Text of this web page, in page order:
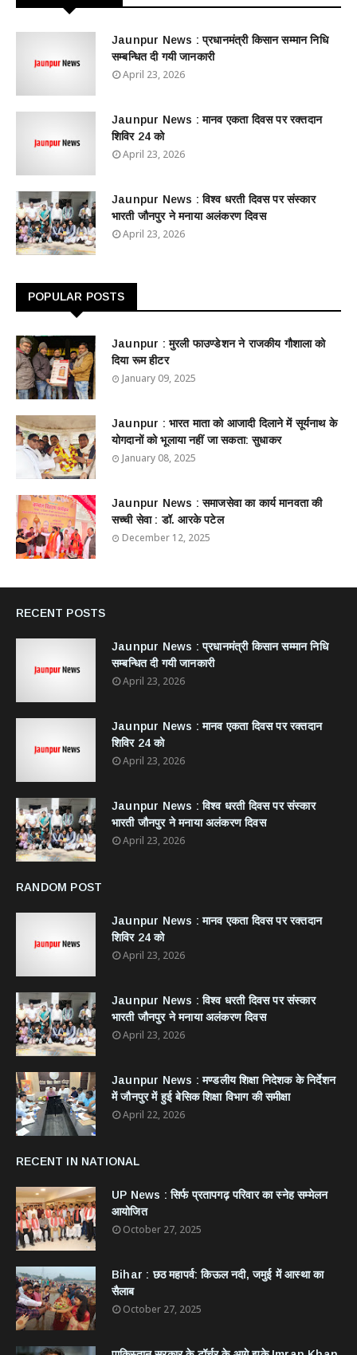
Jaunpur News : ​प्रधानमंत्री किसान सम्मान निधि
सम्बन्धित दी गयी जानकारी
April 23, 2026
Jaunpur News : ​मानव एकता दिवस पर रक्तदान
शिविर 24 को
April 23, 2026
Jaunpur News : विश्व धरती दिवस पर संस्कार
भारती जौनपुर ने मनाया अलंकरण दिवस
April 23, 2026
POPULAR POSTS
Jaunpur : ​मुरली फाउण्डेशन ने राजकीय गौशाला को
दिया रूम हीटर
January 09, 2025
Jaunpur : ​भारत माता को आजादी दिलाने में सूर्यनाथ के
योगदानों को भूलाया नहीं जा सकता: सुधाकर
January 08, 2025
Jaunpur News : ​समाजसेवा का कार्य मानवता की
सच्ची सेवा : डॉ. आरके पटेल
December 12, 2025
RECENT POSTS
Jaunpur News : ​प्रधानमंत्री किसान सम्मान निधि
सम्बन्धित दी गयी जानकारी
April 23, 2026
Jaunpur News : ​मानव एकता दिवस पर रक्तदान
शिविर 24 को
April 23, 2026
Jaunpur News : विश्व धरती दिवस पर संस्कार
भारती जौनपुर ने मनाया अलंकरण दिवस
April 23, 2026
RANDOM POST
Jaunpur News : ​मानव एकता दिवस पर रक्तदान
शिविर 24 को
April 23, 2026
Jaunpur News : विश्व धरती दिवस पर संस्कार
भारती जौनपुर ने मनाया अलंकरण दिवस
April 23, 2026
Jaunpur News : ​मण्डलीय शिक्षा निदेशक के निर्देशन
में जौनपुर में हुई बेसिक शिक्षा विभाग की समीक्षा
April 22, 2026
RECENT IN NATIONAL
UP News : सिर्फ प्रतापगढ़ परिवार का स्नेह सम्मेलन
आयोजित
October 27, 2025
Bihar : छठ महापर्व: किऊल नदी, जमुई में आस्था का
सैलाब
October 27, 2025